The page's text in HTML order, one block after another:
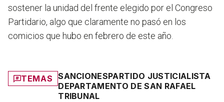
sostener la unidad del frente elegido por el Congreso
Partidario, algo que claramente no pasó en los
comicios que hubo en febrero de este año.
TEMAS SANCIONESPARTIDO JUSTICIALISTA
DEPARTAMENTO DE SAN RAFAEL
TRIBUNAL